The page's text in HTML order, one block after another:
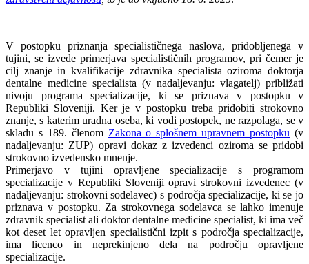
V postopku priznanja specialističnega naslova, pridobljenega v
tujini, se izvede primerjava specialističnih programov, pri čemer je
cilj znanje in kvalifikacije zdravnika specialista oziroma doktorja
dentalne medicine specialista (v nadaljevanju: vlagatelj) približati
nivoju programa specializacije, ki se priznava v postopku v
Republiki Sloveniji. Ker je v postopku treba pridobiti strokovno
znanje, s katerim uradna oseba, ki vodi postopek, ne razpolaga, se v
skladu s 189. členom Zakona o splošnem upravnem postopku (v
nadaljevanju: ZUP) opravi dokaz z izvedenci oziroma se pridobi
strokovno izvedensko mnenje.
Primerjavo v tujini opravljene specializacije s programom
specializacije v Republiki Sloveniji opravi strokovni izvedenec (v
nadaljevanju: strokovni sodelavec) s področja specializacije, ki se jo
priznava v postopku. Za strokovnega sodelavca se lahko imenuje
zdravnik specialist ali doktor dentalne medicine specialist, ki ima več
kot deset let opravljen specialistični izpit s področja specializacije,
ima licenco in neprekinjeno dela na področju opravljene
specializacije.